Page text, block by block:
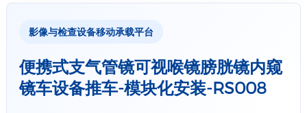
详情+
材质：ABS
电源适配器-排插收纳 规格
影像与检查设备移动承载平台
便携式支气管镜可视喉镜膀胱镜内窥
镜车设备推车-模块化安装-RS008